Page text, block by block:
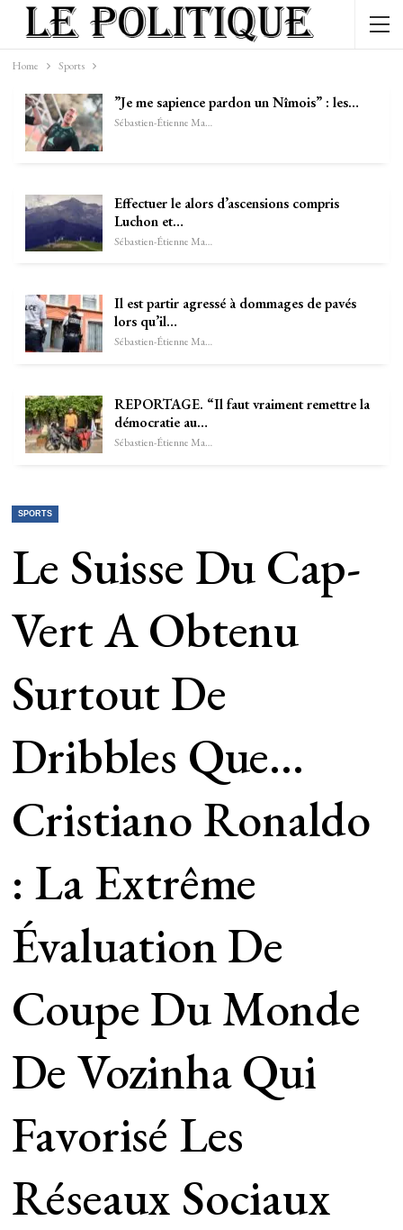
Home Sports
”Je me sapience pardon un Nîmois” : les…
Sébastien-Étienne Marechal
Effectuer le alors d’ascensions compris
Luchon et…
Sébastien-Étienne Marechal
Il est partir agressé à dommages de pavés
lors qu’il…
Sébastien-Étienne Marechal
REPORTAGE. “Il faut vraiment remettre la
démocratie au…
Sébastien-Étienne Marechal
SPORTS
Le Suisse Du Cap-
Vert A Obtenu
Surtout De
Dribbles Que…
Cristiano Ronaldo
: La Extrême
Évaluation De
Coupe Du Monde
De Vozinha Qui
Favorisé Les
Réseaux Sociaux